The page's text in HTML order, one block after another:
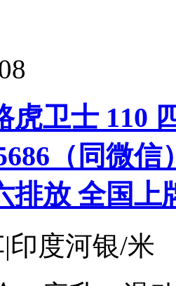
虎卫士 110
（同微
排放 全国上
印度河银/米